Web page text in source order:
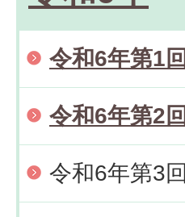
令和6年第1
令和6年第2
令和6年第3